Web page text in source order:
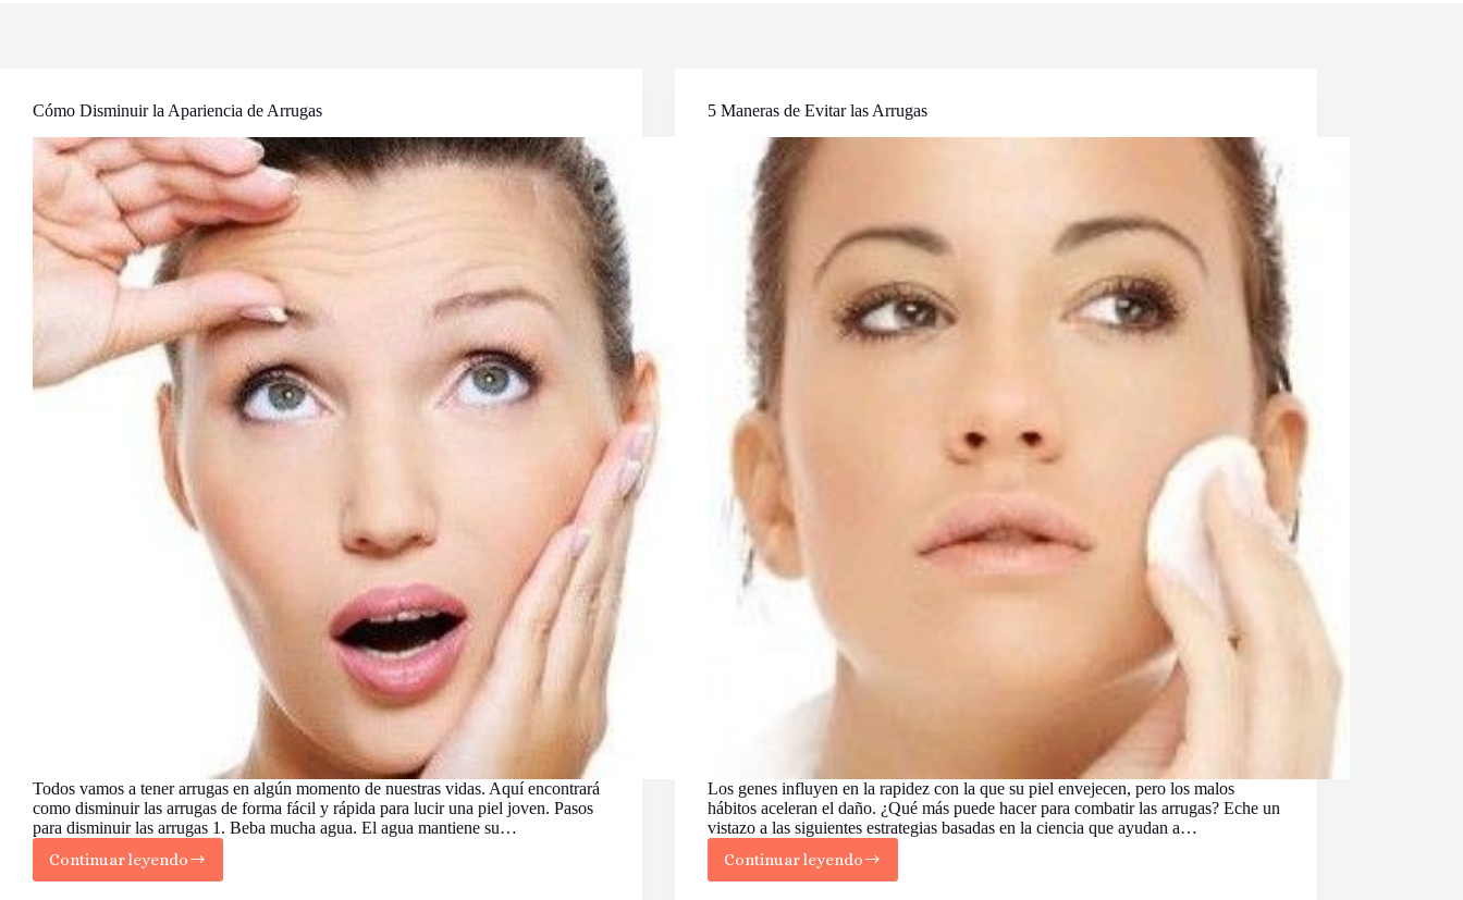
Cómo Disminuir la Apariencia de Arrugas
Todos vamos a tener arrugas en algún momento de nuestras vidas. Aquí encontrará
como disminuir las arrugas de forma fácil y rápida para lucir una piel joven. Pasos
para disminuir las arrugas 1. Beba mucha agua. El agua mantiene su…
Continuar leyendo
Cómo
Disminuir
5 Maneras de Evitar las Arrugas
Los genes influyen en la rapidez con la que su piel envejecen, pero los malos
hábitos aceleran el daño. ¿Qué más puede hacer para combatir las arrugas? Eche un
vistazo a las siguientes estrategias basadas en la ciencia que ayudan a…
Continuar leyendo
5
Maneras